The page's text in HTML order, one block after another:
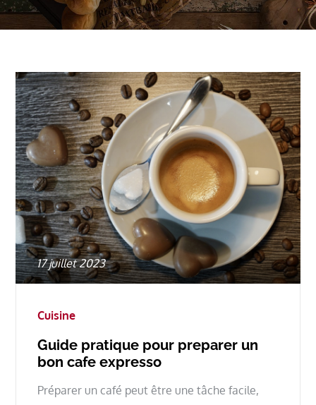
Posted
on
17 juillet 2023
Cuisine
Guide pratique pour preparer un
bon cafe expresso
Préparer un café peut être une tâche facile,